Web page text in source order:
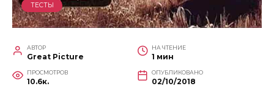
ТЕСТЫ
АВТОР
Great Picture
НА ЧТЕНИЕ
1 мин
ПРОСМОТРОВ
10.6к.
ОПУБЛИКОВАНО
02/10/2018